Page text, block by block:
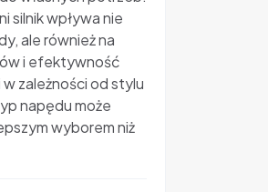
silnik wpływa nie
ale również na
i efektywność
zależności od stylu
napędu może
wyborem niż